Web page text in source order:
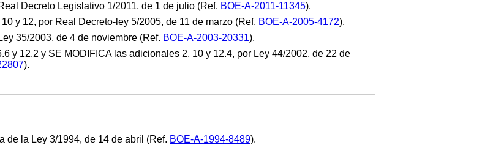
Decreto Legislativo 1/2011, de 1 de julio (Ref. BOE-A-2011-11345).
y 12, por Real Decreto-ley 5/2005, de 11 de marzo (Ref. BOE-A-2005-4172).
35/2003, de 4 de noviembre (Ref. BOE-A-2003-20331).
y 12.2 y SE MODIFICA las adicionales 2, 10 y 12.4, por Ley 44/2002, de 22 de
).
de la Ley 3/1994, de 14 de abril (Ref. BOE-A-1994-8489).